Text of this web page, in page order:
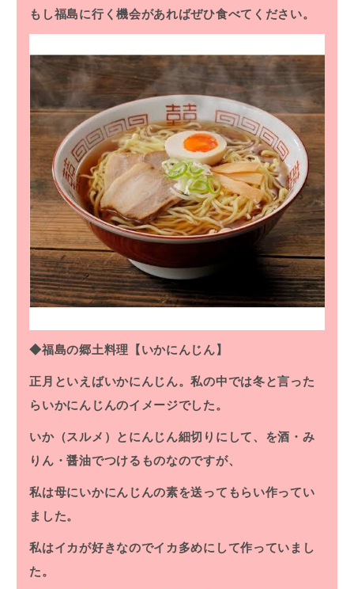
もし福島に行く機会があればぜひ食べてください。
◆福島の郷土料理【いかにんじん】
正月といえばいかにんじん。私の中では冬と言った
らいかにんじんのイメージでした。
いか（スルメ）とにんじん細切りにして、を酒・み
りん・醤油でつけるものなのですが、
私は母にいかにんじんの素を送ってもらい作ってい
ました。
私はイカが好きなのでイカ多めにして作っていまし
た。